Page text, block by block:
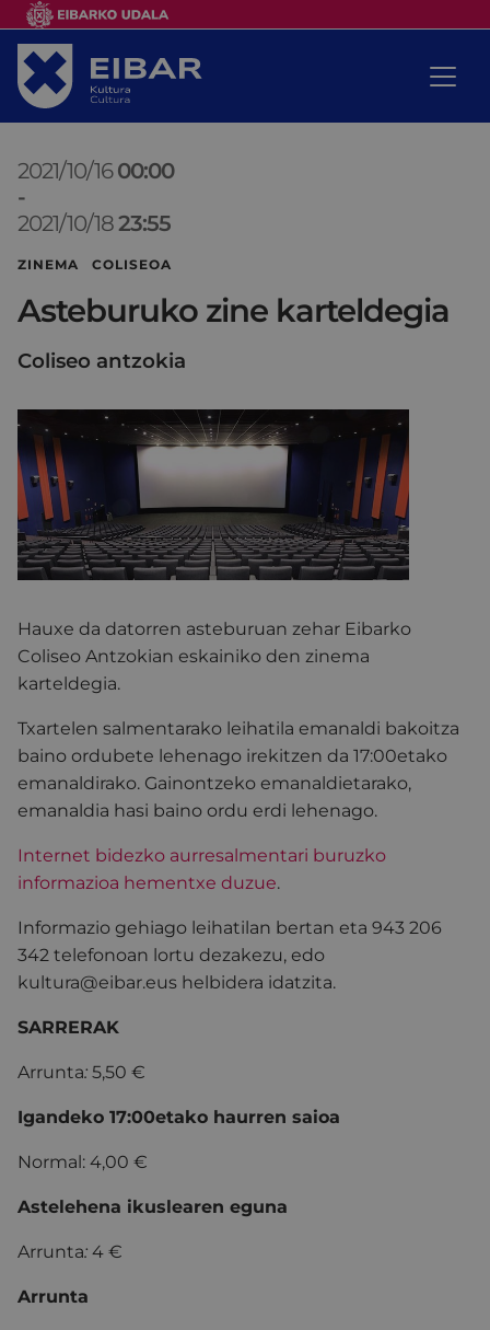
2021/10/1600:00
-
2021/10/1823:55
ZINEMA COLISEOA
Asteburuko zine karteldegia
Coliseo antzokia
Hauxe da datorren asteburuan zehar Eibarko
Coliseo Antzokian eskainiko den zinema
karteldegia.
Txartelen salmentarako leihatila emanaldi bakoitza
baino ordubete lehenago irekitzen da 17:00etako
emanaldirako. Gainontzeko emanaldietarako,
emanaldia hasi baino ordu erdi lehenago.
Internet bidezko aurresalmentari buruzko
informazioa hementxe duzue.
Informazio gehiago leihatilan bertan eta 943 206
342 telefonoan lortu dezakezu, edo
kultura@eibar.eus helbidera idatzita.
SARRERAK
Arrunta: 5,50 €
Igandeko 17:00etako haurren saioa
Normal: 4,00 €
Astelehena ikuslearen eguna
Arrunta: 4 €
Arrunta